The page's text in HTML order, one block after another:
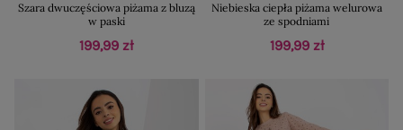
Szara dwuczęściowa piżama z bluzą
w paski
199,99 zł
Niebieska ciepła piżama welurowa
ze spodniami
199,99 zł